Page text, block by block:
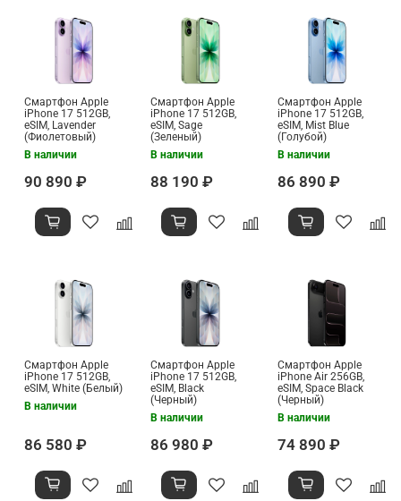
Смартфон Apple
iPhone 17 512GB,
eSIM, Lavender
(Фиолетовый)
В наличии
90 890 ₽
Смартфон Apple
iPhone 17 512GB,
eSIM, Sage
(Зеленый)
В наличии
88 190 ₽
Смартфон Apple
iPhone 17 512GB,
eSIM, Mist Blue
(Голубой)
В наличии
86 890 ₽
Смартфон Apple
iPhone 17 512GB,
eSIM, White (Белый)
В наличии
86 580 ₽
Смартфон Apple
iPhone 17 512GB,
eSIM, Black
(Черный)
В наличии
86 980 ₽
Смартфон Apple
iPhone Air 256GB,
eSIM, Space Black
(Черный)
В наличии
74 890 ₽